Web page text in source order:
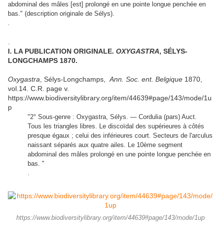
abdominal des mâles [est] prolongé en une pointe longue penchée en
bas." (description originale de Sélys).
.
I. LA PUBLICATION ORIGINALE. OXYGASTRA, SÉLYS-
LONGCHAMPS 1870.
Oxygastra , Sélys-Longchamps, Ann. Soc. ent. Belgique 1870,
vol.14. C.R. page v.
https://www.biodiversitylibrary.org/item/44639#page/143/mode/1u
p
"2° Sous-genre : Oxygastra, Sélys. — Cordulia (pars) Auct.
Tous les triangles libres. Le discoïdal des supérieures à côtés
presque égaux ; celui des inférieures court. Secteurs de l'arculus
naissant séparés aux quatre ailes. Le 10ème segment
abdominal des mâles prolongé en une pointe longue penchée en
bas. "
.
https://www.biodiversitylibrary.org/item/44639#page/143/mode/1up